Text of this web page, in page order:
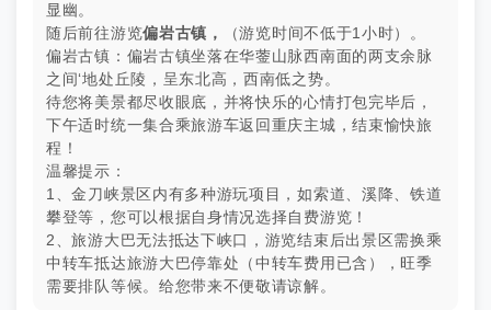
显幽。
随后前往游览偏岩古镇 ，
（游览时间不低于1小时）。
偏岩古镇：偏岩古镇坐落在华蓥山脉西南面的两支余脉
之间‘地处丘陵，呈东北高，西南低之势。
待您将美景都尽收眼底，并将快乐的心情打包完毕后，
下午适时统一集合乘旅游车返回重庆主城，结束愉快旅
程！
温馨提示：
1、金刀峡景区内有多种游玩项目，如索道、溪降、铁道
攀登等，您可以根据自身情况选择自费游览！
2、旅游大巴无法抵达下峡口，游览结束后出景区需换乘
中转车抵达旅游大巴停靠处（中转车费用已含），旺季
需要排队等候。给您带来不便敬请谅解。